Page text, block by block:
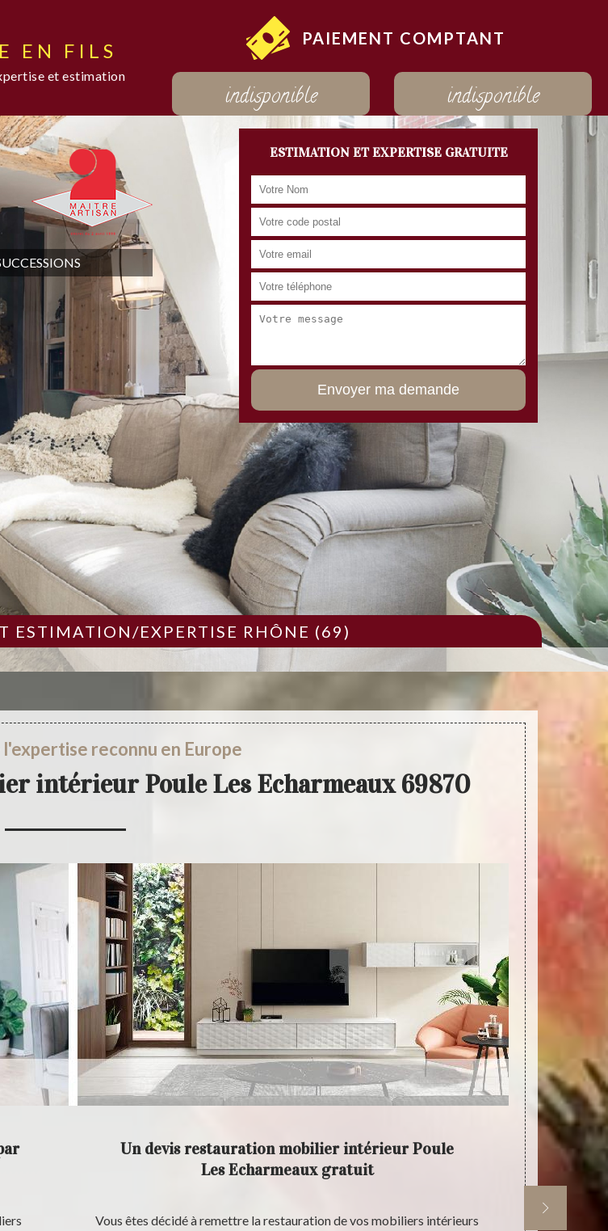
EN FILS
et estimation
PAIEMENT COMPTANT
indisponible indisponible
ESTIMATION ET EXPERTISE GRATUITE
ESTIMATION/EXPERTISE RHÔNE (69)
reconnu en Europe
intérieur Poule Les Echarmeaux 69870
Un devis restauration mobilier intérieur Poule
Les Echarmeaux gratuit
Vous êtes décidé à remettre la restauration de vos mobiliers intérieurs
L'art